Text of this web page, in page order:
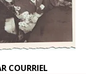
COURRIEL